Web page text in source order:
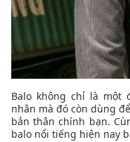
Balo không chỉ là một
nhân mà đó còn dùng
bản thân chính bạn.
balo nổi tiếng hiện nay